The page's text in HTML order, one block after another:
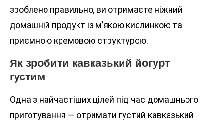
зроблено правильно, ви отримаєте ніжний
домашній продукт із м’якою кислинкою та
приємною кремовою структурою.
Як зробити кавказький йогурт
густим
Одна з найчастіших цілей під час домашнього
приготування — отримати густий кавказький